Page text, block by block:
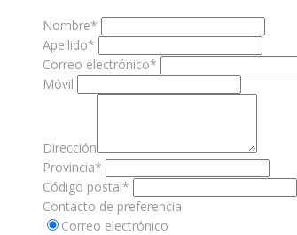
Nombre*
Apellido*
Correo electrónico*
Móvil
Dirección
Provincia*
Código postal*
Contacto de preferencia
Correo electrónico